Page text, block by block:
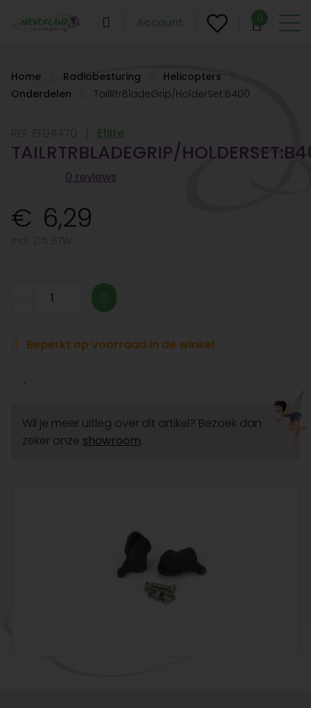
Account 0
Home Radiobesturing
Helicopters
Onderdelen
TailRtrBladeGrip/HolderSet:B400
Eflite
TAILRTRBLADEGRIP/
0 reviews
6,29
Beperkt op voorraad in de winkel.
Wil je meer uitleg over dit artikel? Bezoek dan
zeker onze showroom.